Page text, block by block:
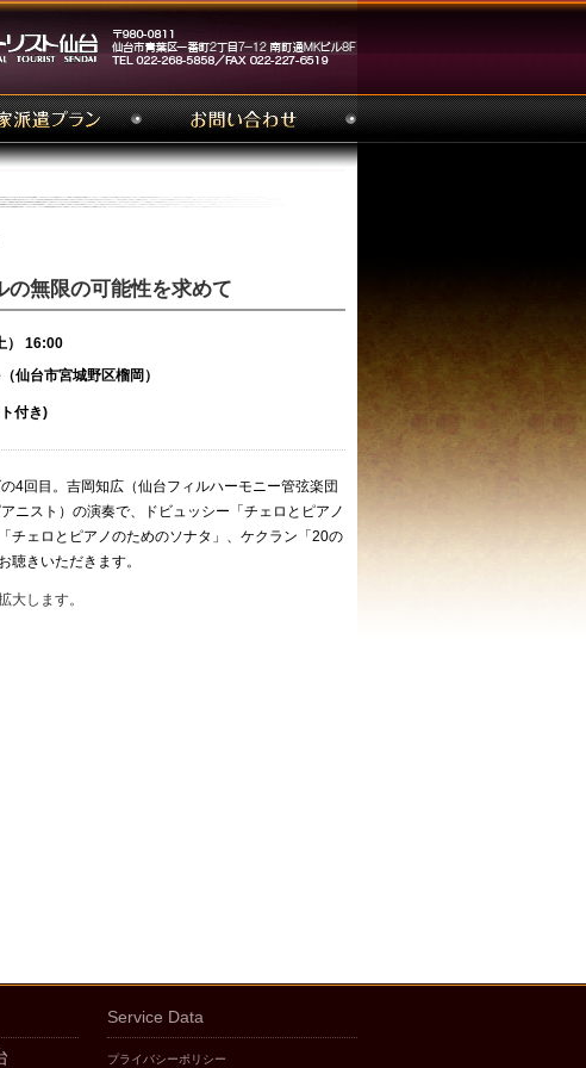
無限の可能性を求めて
） 16:00
台市宮城野区榴岡）
付き)
4回目。吉岡知広（仙台フィルハーモニー管弦楽団
ニスト）の演奏で、ドビュッシー「チェロとピアノ
チェロとピアノのためのソナタ」、ケクラン「20の
きいただきます。
大します。
Service Data
プライバシーポリシー